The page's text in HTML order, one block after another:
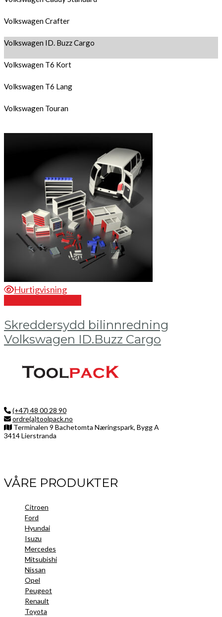
Volkswagen Crafter
Volkswagen ID. Buzz Cargo
Volkswagen T6 Kort
Volkswagen T6 Lang
Volkswagen Touran
Hurtigvisning
Skreddersydd bilinnredning
Volkswagen ID.Buzz Cargo
(+47) 48 00 28 90
ordre(a)toolpack.no
Terminalen 9 Bachetomta Næringspark, Bygg A
3414 Lierstranda
VÅRE PRODUKTER
Citroen
Ford
Hyundai
Isuzu
Mercedes
Mitsubishi
Nissan
Opel
Peugeot
Renault
Toyota